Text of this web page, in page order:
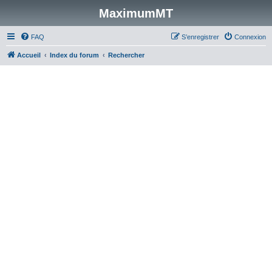
MaximumMT
FAQ Connexion
S’enregistrer
Accueil Index du forum Rechercher